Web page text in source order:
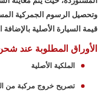
قيمة السيارة الأصلية بالإضافة الى 5% ضريبة القيمة
الأوراق المطلوبة عند
الملكية الأصلية
تصريح خروج مركبة من